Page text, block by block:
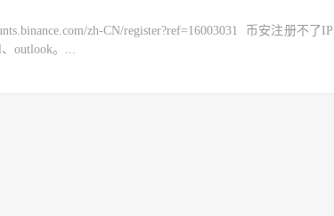
zh-CN/register?ref=16003031 币安注册不了
outlook。...